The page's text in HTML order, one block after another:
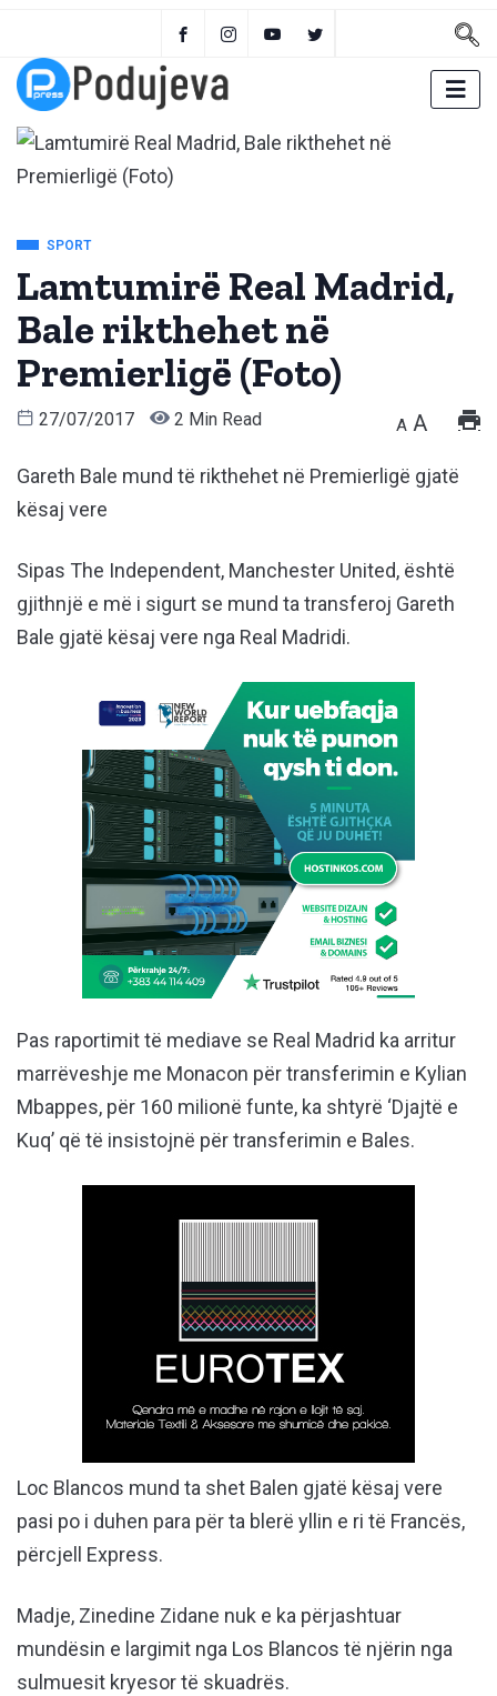
SPORT
Lamtumirë Real Madrid,
Bale rikthehet në
Premierligë (Foto)
27/07/2017 2 Min Read A A
Gareth Bale mund të rikthehet në Premierligë gjatë
kësaj vere
Sipas The Independent, Manchester United, është
gjithnjë e më i sigurt se mund ta transferoj Gareth
Bale gjatë kësaj vere nga Real Madridi.
Pas raportimit të mediave se Real Madrid ka arritur
marrëveshje me Monacon për transferimin e Kylian
Mbappes, për 160 milionë funte, ka shtyrë ‘Djajtë e
Kuq’ që të insistojnë për transferimin e Bales.
Loc Blancos mund ta shet Balen gjatë kësaj vere
pasi po i duhen para për ta blerë yllin e ri të Francës,
përcjell Express.
Madje, Zinedine Zidane nuk e ka përjashtuar
mundësin e largimit nga Los Blancos të njërin nga
sulmuesit kryesor të skuadrës.